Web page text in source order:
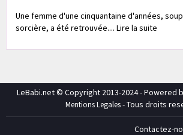
Une femme d'une cinquantaine d'années,
sorcière, a été retrouvée.... Lire la suite
LeBabi.net © Copyright 2013-2024 - Powered
Mentions Legales- Tous droits
Contactez-